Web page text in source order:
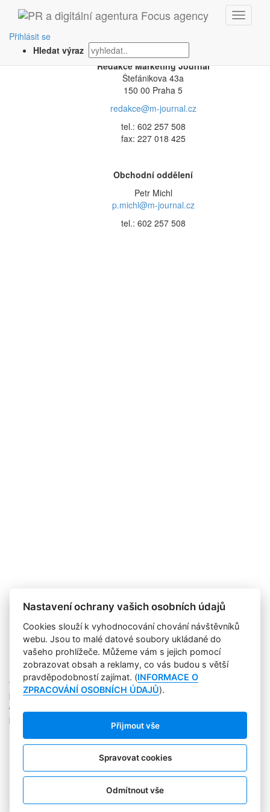
Přihlásit se
Hledat výraz
Kontakt
Redakce Marketing Journal
Štefánikova 43a
150 00 Praha 5
redakce@m-journal.cz
tel.: 602 257 508
fax: 227 018 425
Obchodní oddělení
Petr Michl
p.michl@m-journal.cz
tel.: 602 257 508
Copyright © 2004-2020 Focus Agency, s.r.o. Plné znění licenčních
podmínek. ISSN 1803-957X
Jakékoliv publikování, přebírání nebo šíření obsahu je bez
písemného souhlasu Focus Agency, s.r.o. zakázáno.
RSS 1
Štítky
Zpracování osobních údajů
Kontakt
PR AGENTURA
COOKIES
Nastavení ochrany vašich osobních údajů
Cookies slouží k vyhodnocování chování návštěvníků
webu. Jsou to malé datové soubory ukládané do
vašeho prohlížeče. Můžeme vám s jejich pomocí
zobrazovat obsah a reklamy, co vás budou s větší
pravděpodobností zajímat. (INFORMACE O
ZPRACOVÁNÍ OSOBNÍCH ÚDAJŮ).
Přijmout vše
Spravovat cookies
Odmítnout vše